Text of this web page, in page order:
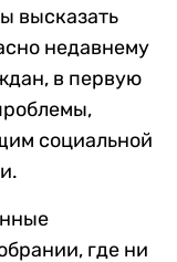
высказать
недавнему
в первую
социальной
где ни